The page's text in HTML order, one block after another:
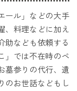
ール」などの大手
、料理などに加え
助なども依頼する
」では不在時のペ
墓参りの代行、遺
のお世話などもし